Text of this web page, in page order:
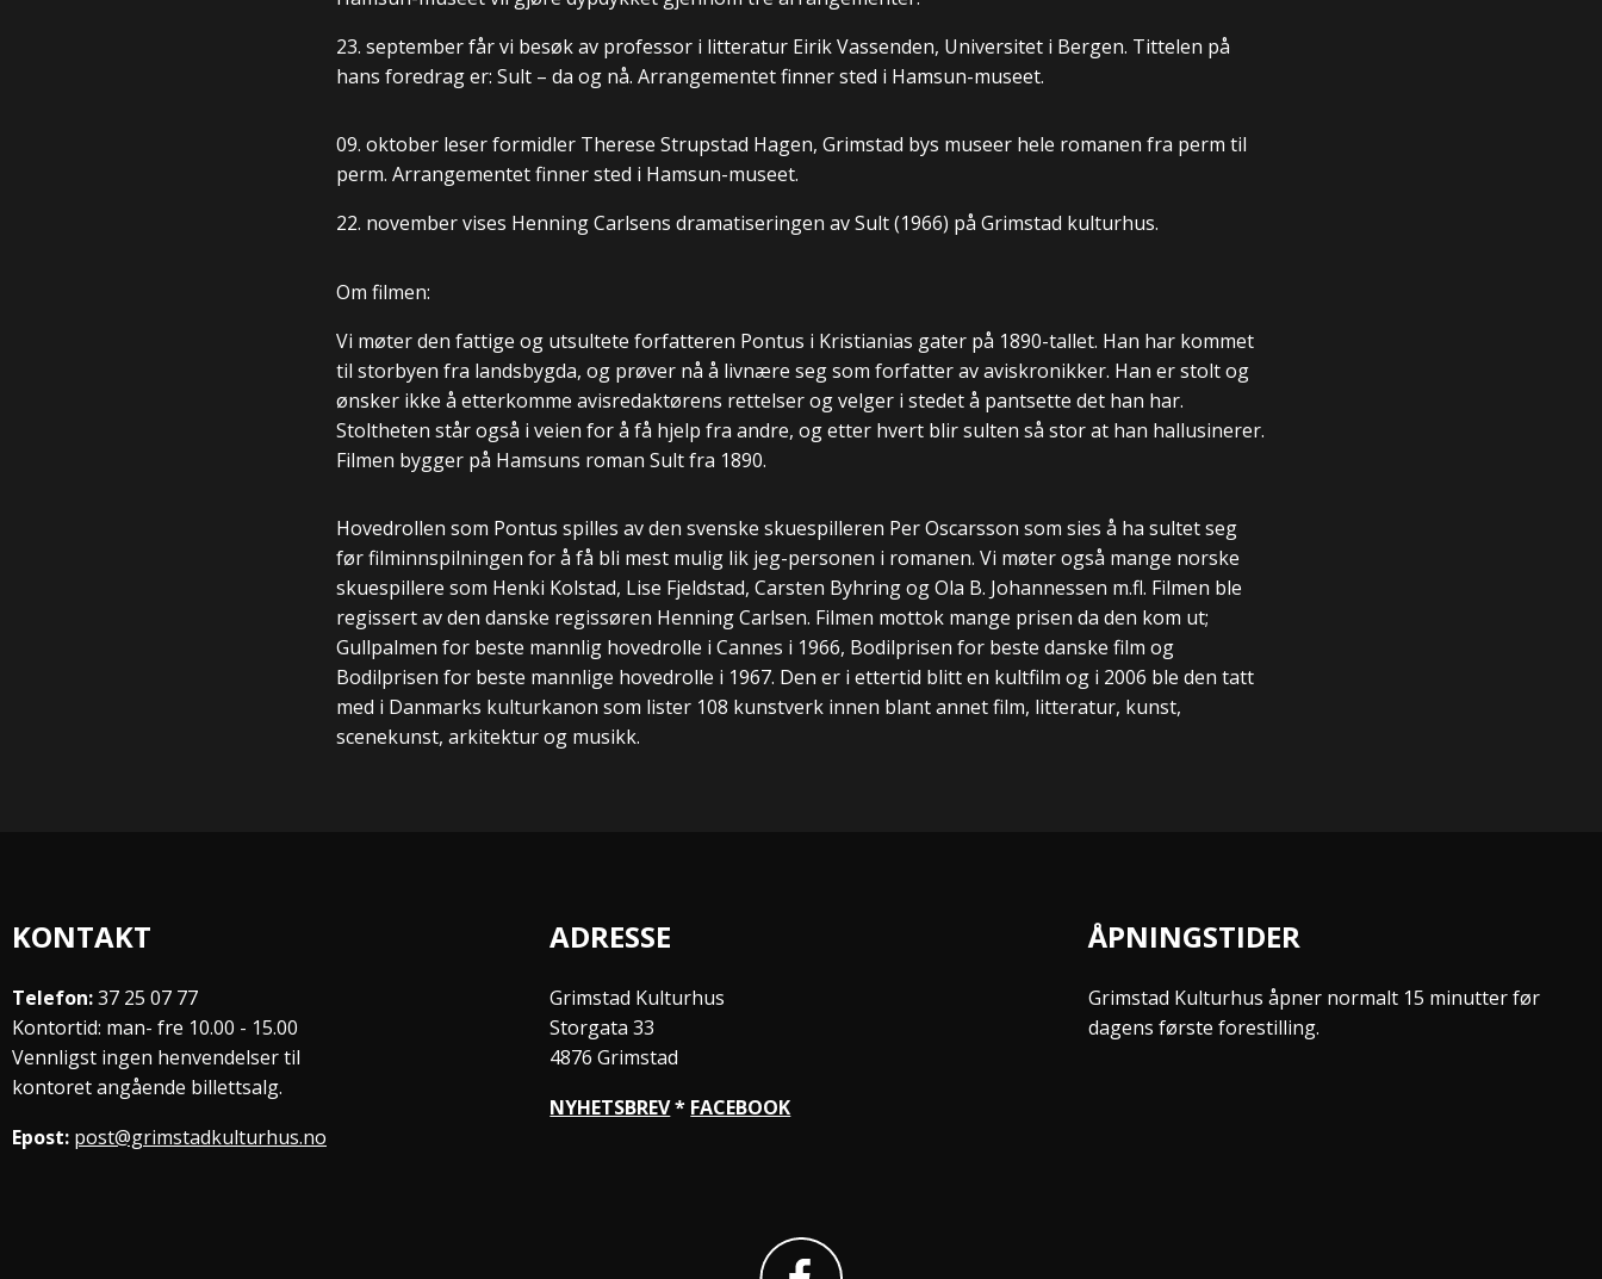
23. september får vi besøk av professor i litteratur Eirik Vassenden, Universitet i Bergen. Tittelen på
hans foredrag er: Sult – da og nå. Arrangementet finner sted i Hamsun-museet.
09. oktober leser formidler Therese Strupstad Hagen, Grimstad bys museer hele romanen fra perm til
perm. Arrangementet finner sted i Hamsun-museet.
22. november vises Henning Carlsens dramatiseringen av Sult (1966) på Grimstad kulturhus.
Om filmen:
Vi møter den fattige og utsultete forfatteren Pontus i Kristianias gater på 1890-tallet. Han har kommet
til storbyen fra landsbygda, og prøver nå å livnære seg som forfatter av aviskronikker. Han er stolt og
ønsker ikke å etterkomme avisredaktørens rettelser og velger i stedet å pantsette det han har.
Stoltheten står også i veien for å få hjelp fra andre, og etter hvert blir sulten så stor at han hallusinerer.
Filmen bygger på Hamsuns roman Sult fra 1890.
Hovedrollen som Pontus spilles av den svenske skuespilleren Per Oscarsson som sies å ha sultet seg
før filminnspilningen for å få bli mest mulig lik jeg-personen i romanen. Vi møter også mange norske
skuespillere som Henki Kolstad, Lise Fjeldstad, Carsten Byhring og Ola B. Johannessen m.fl. Filmen ble
regissert av den danske regissøren Henning Carlsen. Filmen mottok mange prisen da den kom ut;
Gullpalmen for beste mannlig hovedrolle i Cannes i 1966, Bodilprisen for beste danske film og
Bodilprisen for beste mannlige hovedrolle i 1967. Den er i ettertid blitt en kultfilm og i 2006 ble den tatt
med i Danmarks kulturkanon som lister 108 kunstverk innen blant annet film, litteratur, kunst,
scenekunst, arkitektur og musikk.
KONTAKT
Telefon:37 25 07 77
Kontortid: man- fre 10.00 - 15.00
Vennligst ingen henvendelser til
kontoret angående billettsalg.
Epost: post@grimstadkulturhus.no
ADRESSE
Grimstad Kulturhus
Storgata 33
4876 Grimstad
NYHETSBREV* FACEBOOK
ÅPNINGSTIDER
Grimstad Kulturhus åpner normalt 15 minutter før
dagens første forestilling.